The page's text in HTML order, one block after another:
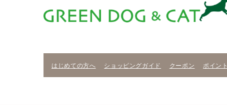
はじめての方へ ショッピングガイド クーポン ポイント